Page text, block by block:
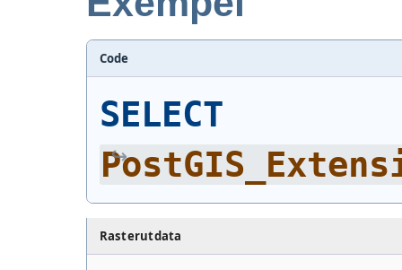
Code
SELECT
Rasterutdata